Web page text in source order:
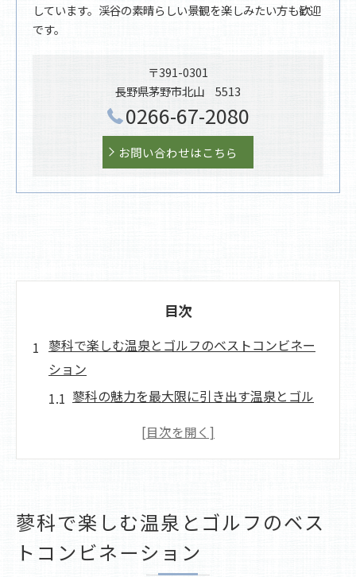
しています。渓谷の素晴らしい景観を楽しみたい方も歓迎
です。
〒391-0301
長野県茅野市北山 5513
0266-67-2080
お問い合わせはこちら
目次
蓼科で楽しむ温泉とゴルフのベストコンビネー
ション
蓼科の魅力を最大限に引き出す温泉とゴル
温泉でリフレッシュした後に挑むゴルフの
蓼科でしか味わえない温泉とゴルフの贅沢
心身を癒す温泉とゴルフのベストコンビネ
蓼科で楽しむ温泉とゴルフのベス
トコンビネーション